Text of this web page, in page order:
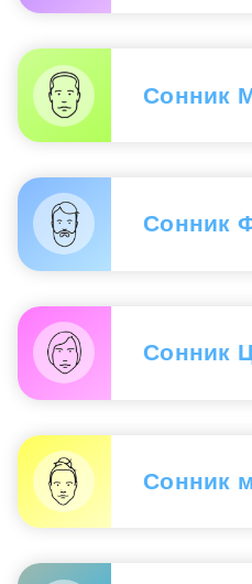
Сонник
Сонник
Сонник
Сонник